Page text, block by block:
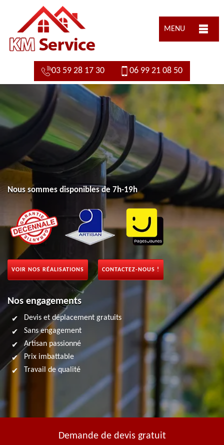
MENU
03 59 28 17 30 06 99 21 08 50
Nous sommes disponibles de 7h-19h
VOIR NOS RÉALISATIONS CONTACTEZ-NOUS !
Nos engagements
Devis et déplacement gratuits
Sans engagement
Artisan passionné
Prix imbattable
Travail de qualité
Demande de devis gratuit